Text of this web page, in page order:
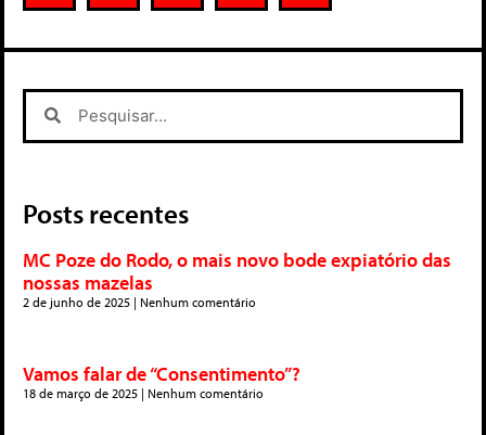
Posts recentes
MC Poze do Rodo, o mais novo bode expiatório das
nossas mazelas
2 de junho de 2025 Nenhum comentário
Vamos falar de “Consentimento”?
18 de março de 2025 Nenhum comentário